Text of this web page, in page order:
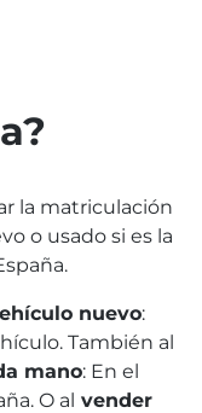
la matriculación
o usado si es la
nuevo:
También al
mano: En el
O al vender